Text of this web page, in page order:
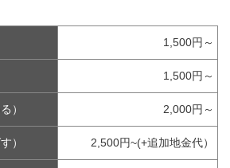
1,500円～
1,500円～
） 2,000円～
） 2,500円~(+追加地金代）